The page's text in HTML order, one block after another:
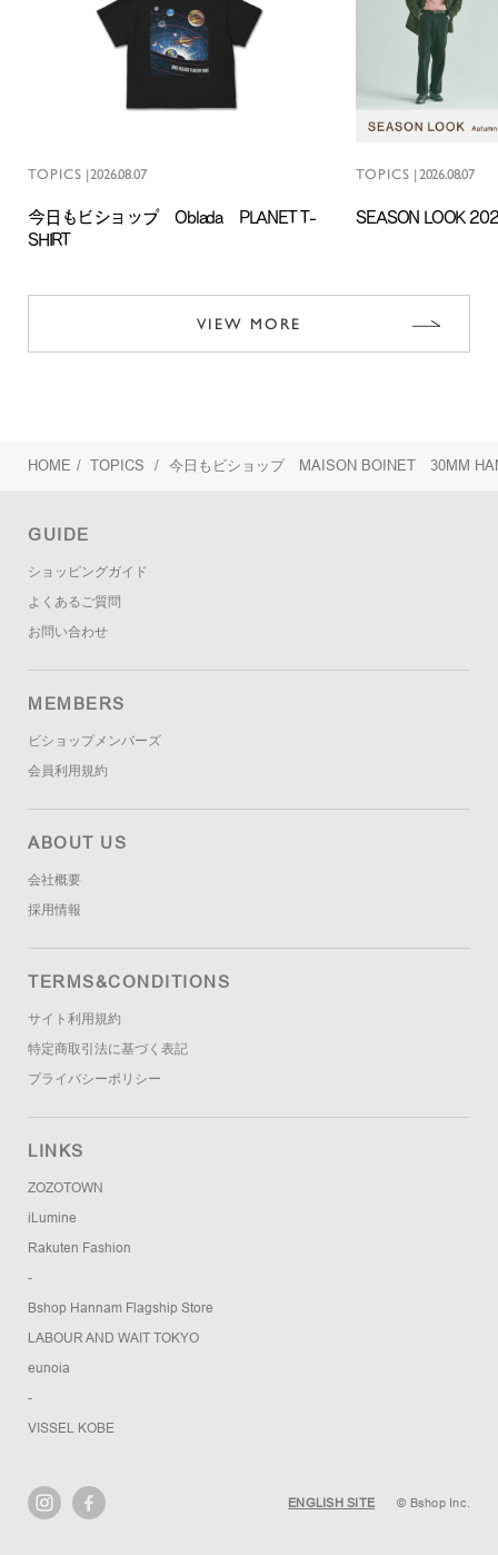
TOPICS |2026.08.07
今日もビショップ Oblada PLANET T-
SHIRT
TOPICS | 2026.08.07
SEASON LOOK
VIEW MORE
HOME / TOPICS / 今日もビショップ MAISON BOINET 30MM
GUIDE
ショッピングガイド
よくあるご質問
お問い合わせ
MEMBERS
ビショップメンバーズ
会員利用規約
ABOUT US
会社概要
採用情報
TERMS&CONDITIONS
サイト利用規約
特定商取引法に基づく表記
プライバシーポリシー
LINKS
ZOZOTOWN
iLumine
Rakuten Fashion
-
Bshop Hannam Flagship Store
LABOUR AND WAIT TOKYO
eunoia
-
VISSEL KOBE
ENGLISH SITE © Bshop Inc.